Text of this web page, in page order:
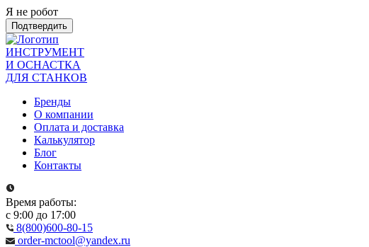
Я не робот
Подтвердить
ИНСТРУМЕНТ
И ОСНАСТКА
ДЛЯ СТАНКОВ
Бренды
О компании
Оплата и доставка
Калькулятор
Блог
Контакты
Время работы:
с 9:00 до 17:00
8(800)600-80-15
order-mctool@yandex.ru